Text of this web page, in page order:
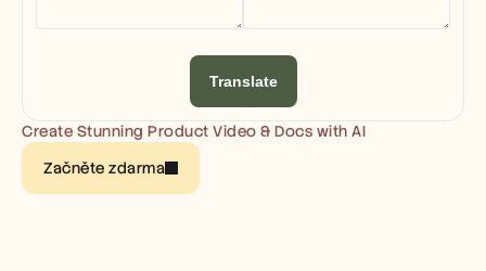
Create Stunning Product Video & Docs with AI
Začněte zdarma
Translate
Pricing
Careers